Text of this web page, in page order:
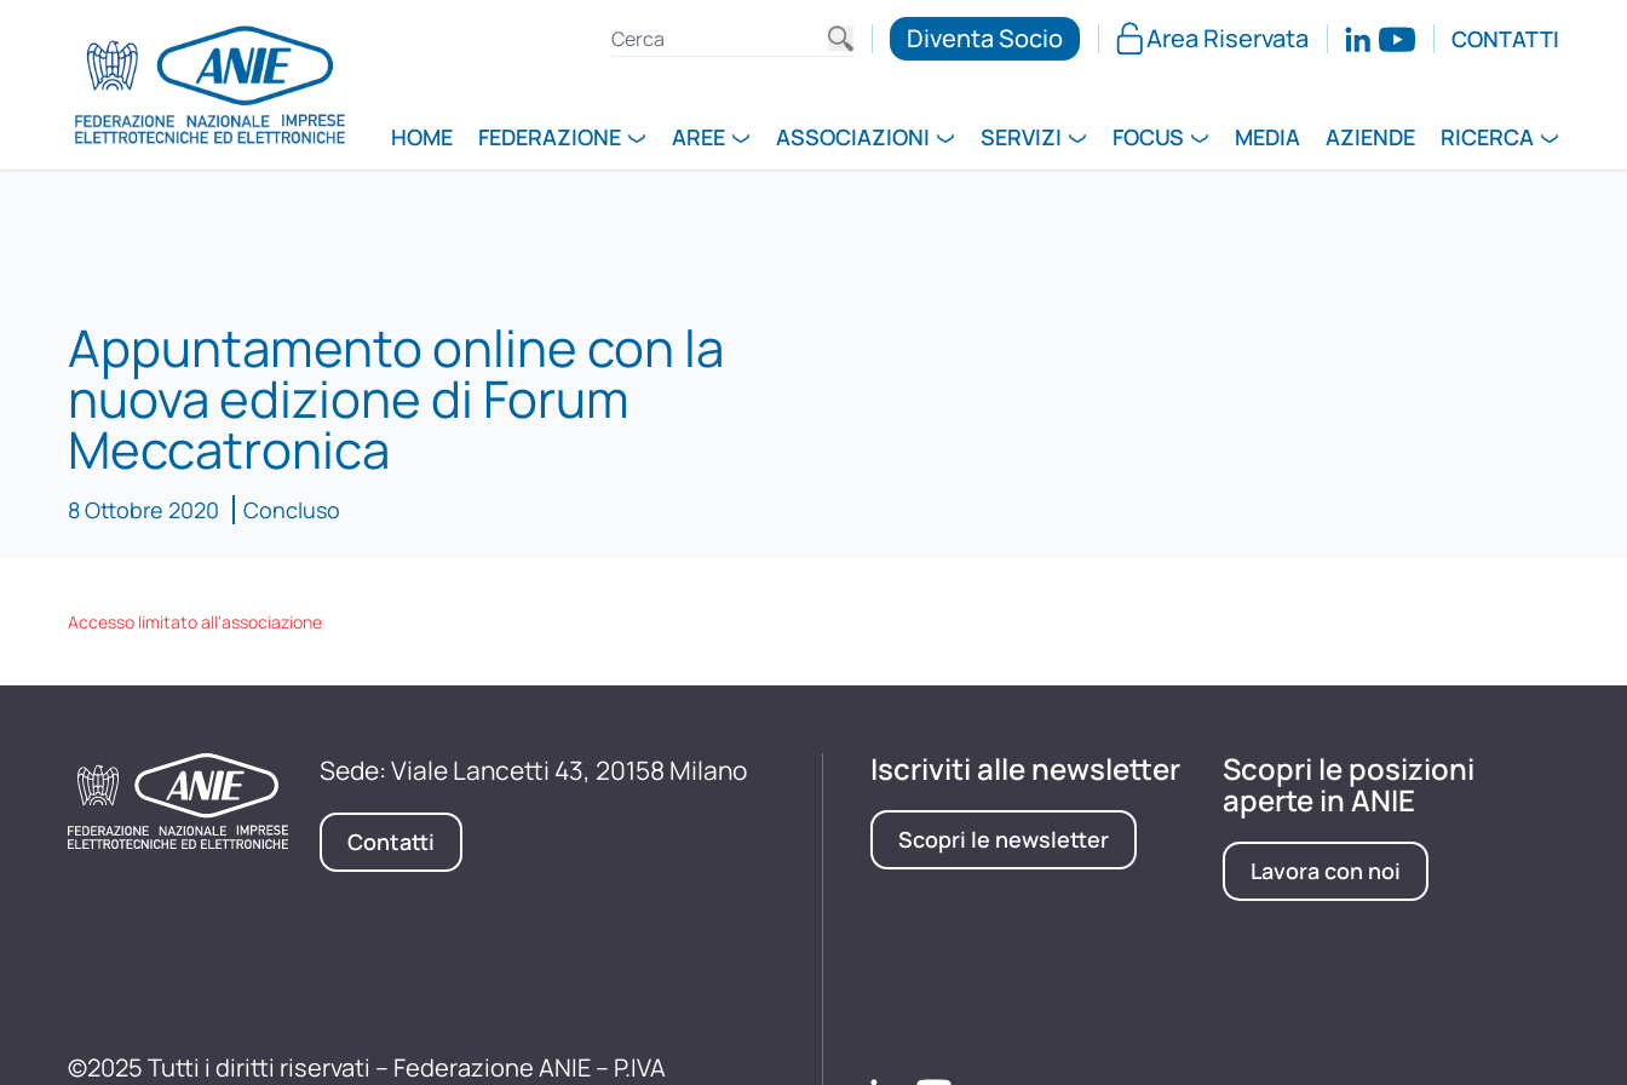
Diventa Socio Area Riservata CONTATTI
HOME FEDERAZIONE AREE ASSOCIAZIONI SERVIZI FOCUS MEDIA AZIENDE RICERCA
Appuntamento online con la
nuova edizione di Forum
Meccatronica
8 Ottobre 2020 Concluso
Accesso limitato all'associazione
Sede: Viale Lancetti 43, 20158 Milano
Contatti
©2025 Tutti i diritti riservati – Federazione ANIE – P.IVA
Iscriviti alle newsletter
Scopri le newsletter
Scopri le posizioni
aperte in ANIE
Lavora con noi